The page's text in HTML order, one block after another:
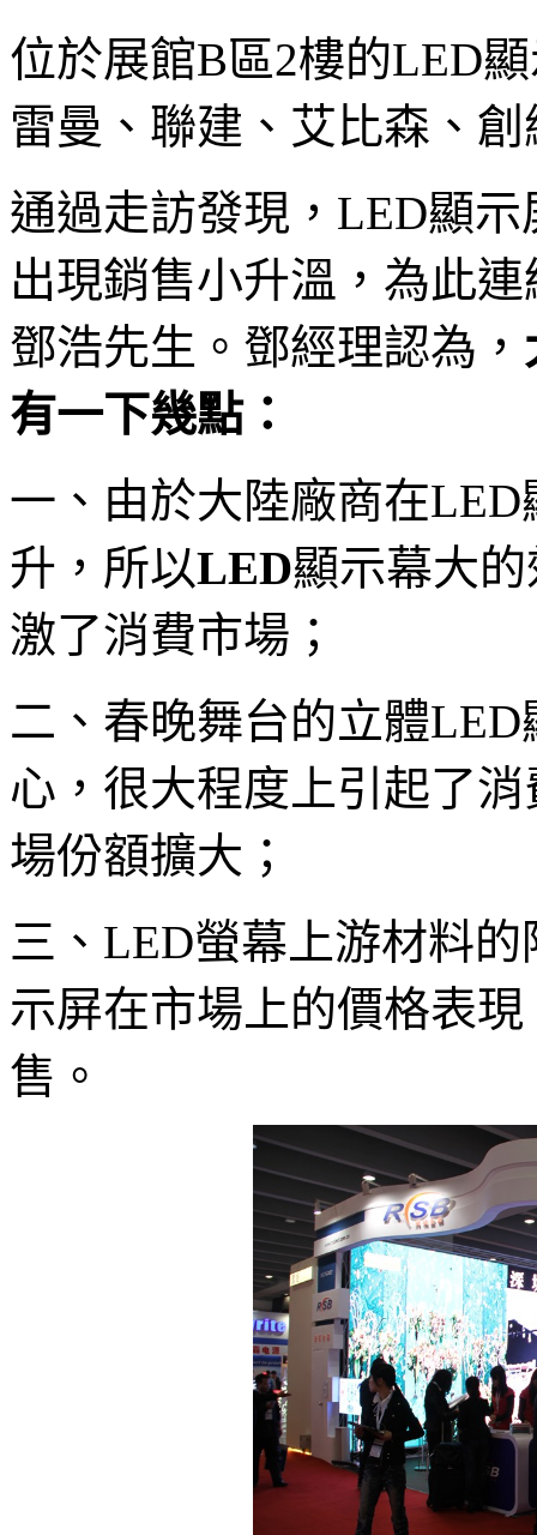
位於展館B區2樓的LED
雷曼、聯建、艾比森、
通過走訪發現，LED顯
出現銷售小升溫，為此
鄧浩先生。鄧經理認為，
有一下幾點：
一、由於大陸廠商在
升，所以LED顯示幕大
激了消費市場；
二、春晚舞台的立體
心，很大程度上引起了
場份額擴大；
三、LED螢幕上游材料
示屏在市場上的價格表
售。